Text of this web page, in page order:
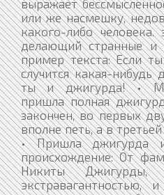
выражает
или же насмешку,
какого-либо человека.
делающий странные и
пример текста: Если
случится какая-
ты и джигурда! •
пришла полная
закончен, во первых
вполне петь, а в
• Пришла джигурда
происхождение: От
Никиты Джигурды,
экстравагантностью,